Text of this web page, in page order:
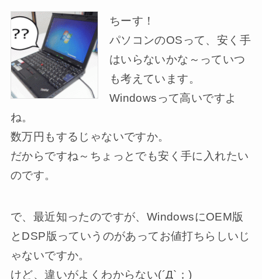
ちーす！
パソコンのOSって、安く手
はいらないかな～っていつ
も考えています。
Windowsって高いですよ
ね。
数万円もするじゃないですか。
だからですね～ちょっとでも安く手に入れたい
のです。
で、最近知ったのですが、WindowsにOEM版
とDSP版っていうのがあってお値打ちらしいじ
ゃないですか。
けど、違いがよくわからない(´Д`；)